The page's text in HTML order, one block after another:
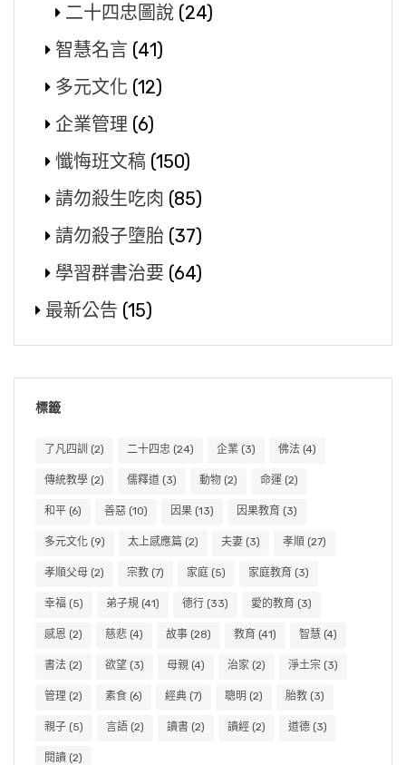
二十四忠圖說 (24)
智慧名言 (41)
多元文化 (12)
企業管理 (6)
懺悔班文稿 (150)
請勿殺生吃肉 (85)
請勿殺子墮胎 (37)
學習群書治要 (64)
最新公告 (15)
標籤
了凡四訓 (2) 二十四忠 (24) 企業 (3) 佛法 (4)
傳統教學 (2) 儒釋道 (3) 動物 (2) 命運 (2)
和平 (6) 善惡 (10) 因果 (13) 因果教育 (3)
多元文化 (9) 太上感應篇 (2) 夫妻 (3) 孝順 (27)
孝順父母 (2) 宗教 (7) 家庭 (5) 家庭教育 (3)
幸福 (5) 弟子規 (41) 德行 (33) 愛的教育 (3)
感恩 (2) 慈悲 (4) 故事 (28) 教育 (41) 智慧 (4)
書法 (2) 欲望 (3) 母親 (4) 治家 (2) 淨土宗 (3)
管理 (2) 素食 (6) 經典 (7) 聰明 (2) 胎教 (3)
親子 (5) 言語 (2) 讀書 (2) 讀經 (2) 道德 (3)
閱讀 (2)